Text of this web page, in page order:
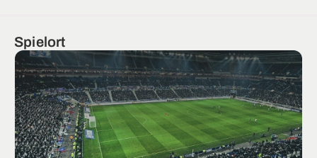
Spielort